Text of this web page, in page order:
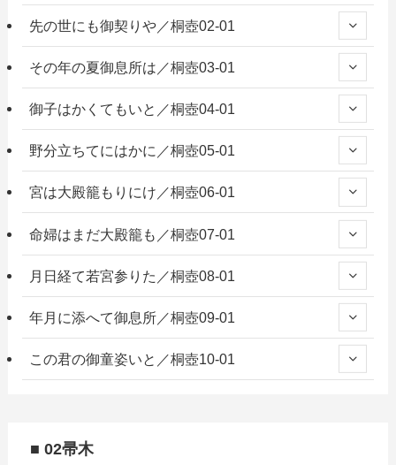
先の世にも御契りや／桐壺02-01
その年の夏御息所は／桐壺03-01
御子はかくてもいと／桐壺04-01
野分立ちてにはかに／桐壺05-01
宮は大殿籠もりにけ／桐壺06-01
命婦はまだ大殿籠も／桐壺07-01
月日経て若宮参りた／桐壺08-01
年月に添へて御息所／桐壺09-01
この君の御童姿いと／桐壺10-01
■ 02帚木